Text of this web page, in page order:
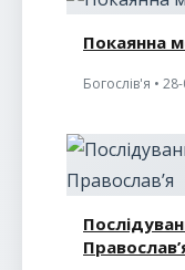
Покаянна
Богослів'я •